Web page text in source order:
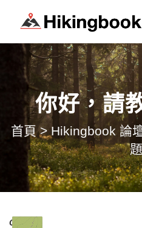
登入
你好，請
首頁 > Hikingbook 論
題
Chill
寫